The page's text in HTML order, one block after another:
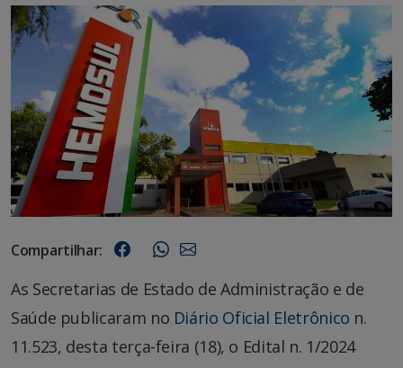
Compartilhar:
As Secretarias de Estado de Administração e de
Saúde publicaram no Diário Oficial Eletrônico n.
11.523, desta terça-feira (18), o Edital n. 1/2024